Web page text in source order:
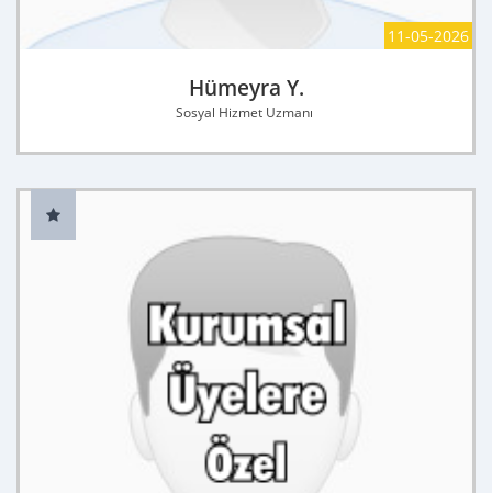
11-05-2026
Hümeyra Y.
Sosyal Hizmet Uzmanı